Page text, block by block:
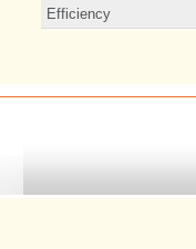
Efficiency